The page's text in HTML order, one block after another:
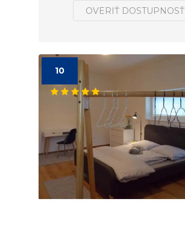
OVERIŤ DOSTUPNOSŤ
10